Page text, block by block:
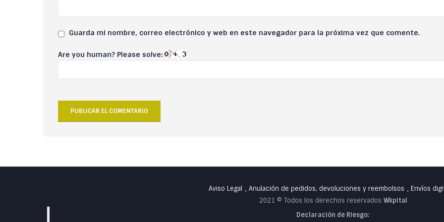
Guarda mi nombre, correo electrónico y web en este navegador para la próxima vez que comente.
Are you human? Please solve:
Aviso Legal • Anulación de pedidos, devoluciones y reembolsos • Envíos
2021 © Todos los derechos reservados Wkpital
Declaración de Riesgo: